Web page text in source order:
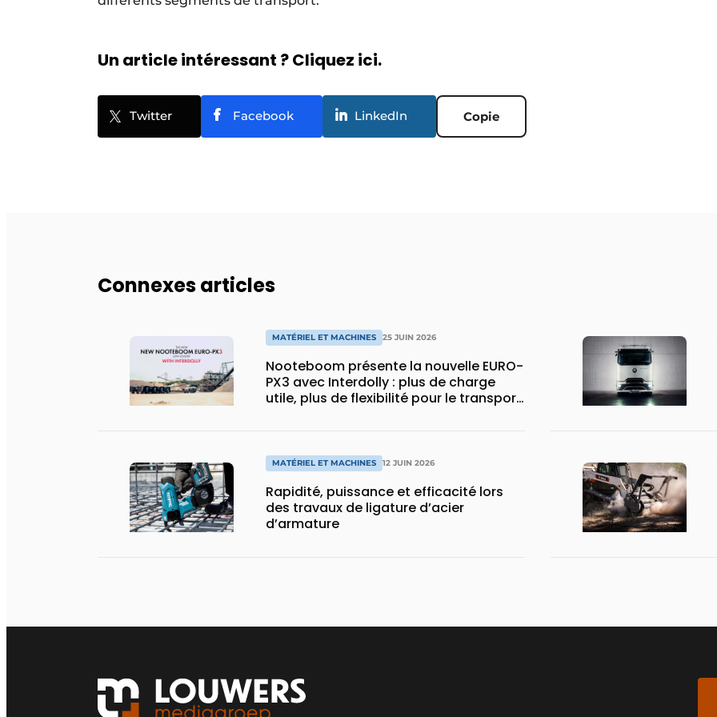
Un article intéressant ? Cliquez ici.
Twitter Facebook LinkedIn Copie
Connexes articles
MATÉRIEL ET MACHINES 25 JUIN 2026
Nooteboom présente la nouvelle EURO-
PX3 avec Interdolly : plus de charge
utile, plus de flexibilité pour le transport
MATÉRIEL ET MACHINES 12 JUIN 2026
Rapidité, puissance et efficacité lors
des travaux de ligature d’acier
d’armature